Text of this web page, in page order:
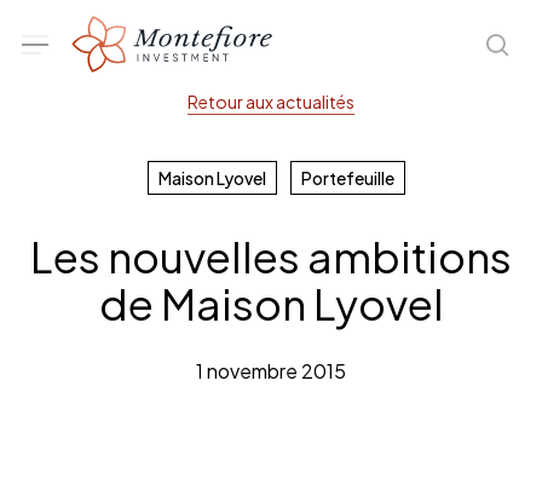
Menu
Retour aux actualités
Maison Lyovel Portefeuille
Les nouvelles ambitions
de Maison Lyovel
1 novembre 2015